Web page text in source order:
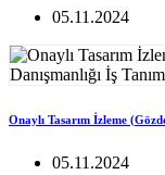
05.11.2024
Onaylı Tasarım İzleme
05.11.2024